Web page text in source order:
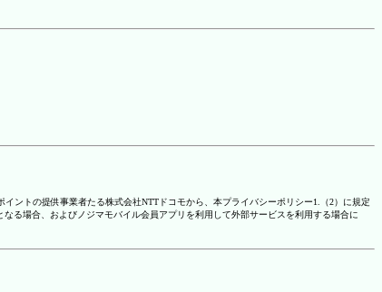
ントの提供事業者たる株式会社NTTドコモから、本プライバシーポリシー1.（2）に規定
る場合、およびノジマモバイル会員アプリを利用して外部サービスを利用する場合に